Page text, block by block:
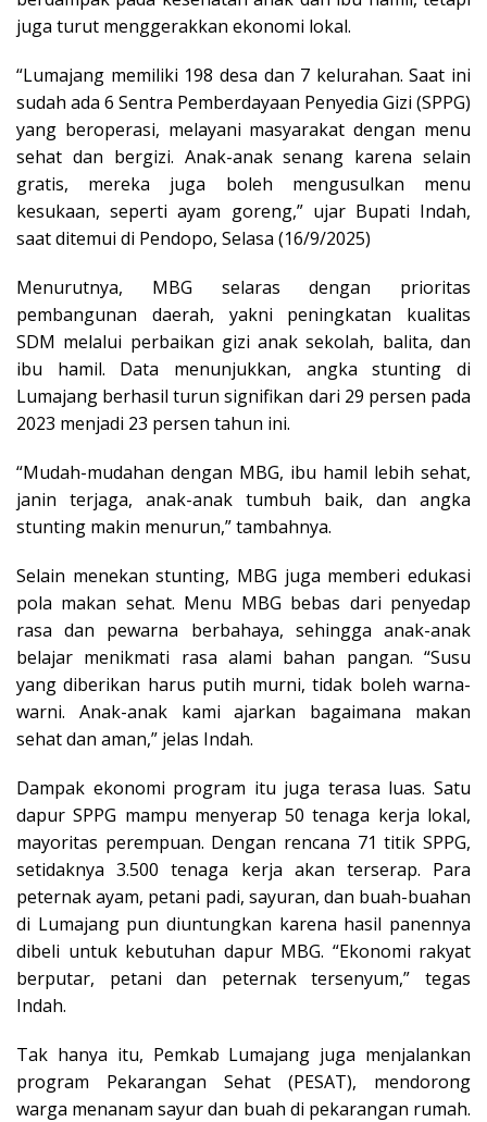
juga turut menggerakkan ekonomi lokal.
“Lumajang memiliki 198 desa dan 7 kelurahan. Saat ini
sudah ada 6 Sentra Pemberdayaan Penyedia Gizi (SPPG)
yang beroperasi, melayani masyarakat dengan menu
sehat dan bergizi. Anak-anak senang karena selain
gratis, mereka juga boleh mengusulkan menu
kesukaan, seperti ayam goreng,” ujar Bupati Indah,
saat ditemui di Pendopo, Selasa (16/9/2025)
Menurutnya, MBG selaras dengan prioritas
pembangunan daerah, yakni peningkatan kualitas
SDM melalui perbaikan gizi anak sekolah, balita, dan
ibu hamil. Data menunjukkan, angka stunting di
Lumajang berhasil turun signifikan dari 29 persen pada
2023 menjadi 23 persen tahun ini.
“Mudah-mudahan dengan MBG, ibu hamil lebih sehat,
janin terjaga, anak-anak tumbuh baik, dan angka
stunting makin menurun,” tambahnya.
Selain menekan stunting, MBG juga memberi edukasi
pola makan sehat. Menu MBG bebas dari penyedap
rasa dan pewarna berbahaya, sehingga anak-anak
belajar menikmati rasa alami bahan pangan. “Susu
yang diberikan harus putih murni, tidak boleh warna-
warni. Anak-anak kami ajarkan bagaimana makan
sehat dan aman,” jelas Indah.
Dampak ekonomi program itu juga terasa luas. Satu
dapur SPPG mampu menyerap 50 tenaga kerja lokal,
mayoritas perempuan. Dengan rencana 71 titik SPPG,
setidaknya 3.500 tenaga kerja akan terserap. Para
peternak ayam, petani padi, sayuran, dan buah-buahan
di Lumajang pun diuntungkan karena hasil panennya
dibeli untuk kebutuhan dapur MBG. “Ekonomi rakyat
berputar, petani dan peternak tersenyum,” tegas
Indah.
Tak hanya itu, Pemkab Lumajang juga menjalankan
program Pekarangan Sehat (PESAT), mendorong
warga menanam sayur dan buah di pekarangan rumah.